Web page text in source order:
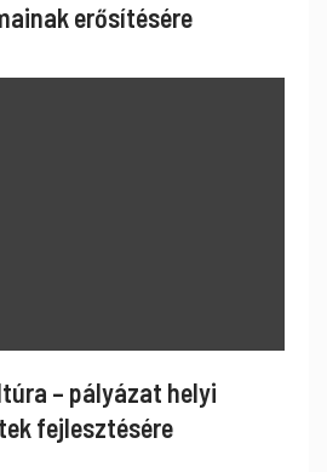
erősítésére
– pályázat helyi
fejlesztésére